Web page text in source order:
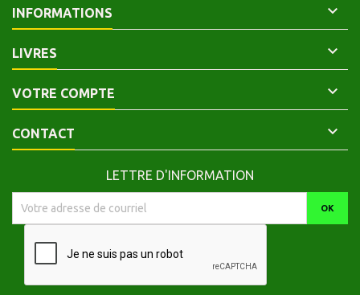
INFORMATIONS 
LIVRES 
VOTRE COMPTE 
CONTACT 
LETTRE D'INFORMATION